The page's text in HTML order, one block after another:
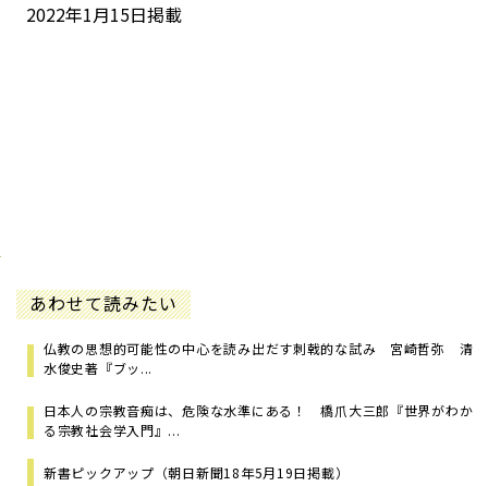
2022年1月15日掲載
あわせて読みたい
仏教の思想的可能性の中心を読み出だす刺戟的な試み 宮崎哲弥 ――清
水俊史著『ブッ...
日本人の宗教音痴は、危険な水準にある！ 橋爪大三郎『世界がわか
る宗教社会学入門』...
新書ピックアップ（朝日新聞18年5月19日掲載）